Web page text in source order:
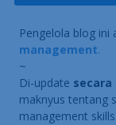
Pengelola blog ini
management.
~
Di-update
maknyus tentang
management skills.